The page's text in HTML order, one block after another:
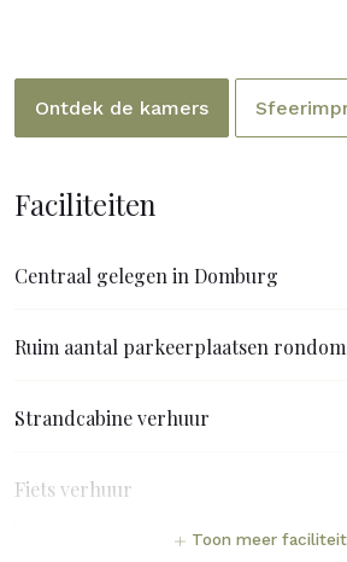
Ontdek de kamers
Faciliteiten
Centraal gelegen in Domburg
Ruim aantal parkeerplaatsen
Strandcabine verhuur
Fiets verhuur
Toon meer